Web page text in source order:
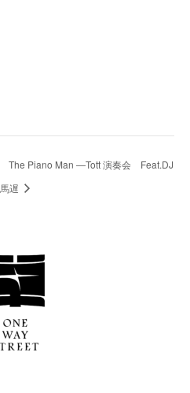
The Piano Man ―Tott 演奏会 Feat.DJ
馬遅